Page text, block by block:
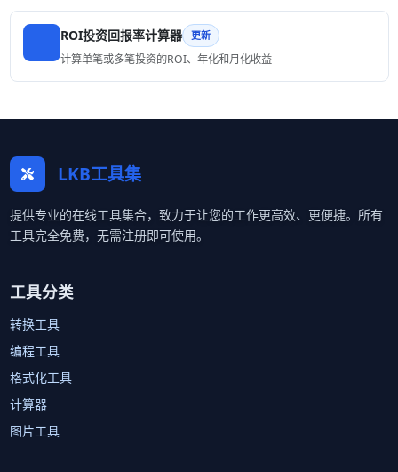
ROI投资回报率计算器 更新
计算单笔或多笔投资的ROI、年化和月化收益
LKB工具集
提供专业的在线工具集合，致力于让您的工作更高效、更便捷。所有
工具完全免费，无需注册即可使用。
工具分类
转换工具
编程工具
格式化工具
计算器
图片工具